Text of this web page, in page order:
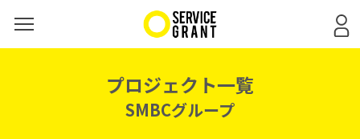
プロジェクト一覧
SMBCグループ